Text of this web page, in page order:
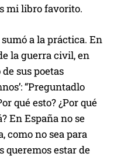
mi libro favorito.
a la práctica. En
la guerra civil, en
sus poetas
“Preguntadlo
qué esto? ¿Por qué
En España no se
como no sea para
queremos estar de